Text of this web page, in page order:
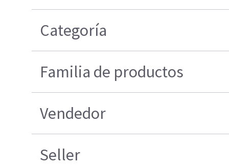
Categoría
Familia de productos
Vendedor
Seller